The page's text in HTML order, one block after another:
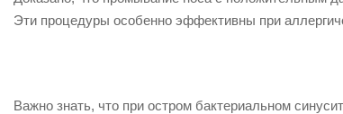
Эти процедуры особенно эффективны при
Важно знать, что при остром бактериальном